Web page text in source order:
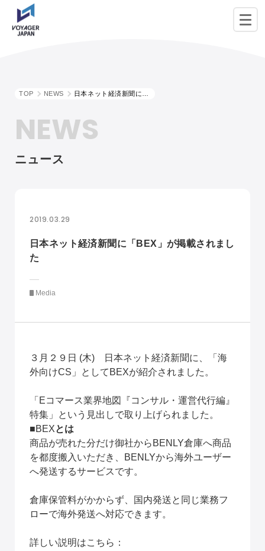
NEWS
ニュース
TOP NEWS
2019.03.29
日本ネット経済新聞に「BEX」が掲載されまし
た
Media
３月２９日 (木)　日本ネット経済新聞に、「海
外向けCS」としてBEXが紹介されました。
「Eコマース業界地図『コンサル・運営代行編』
特集」という見出しで取り上げられました。
■BEXとは
商品が売れた分だけ御社からBENLY倉庫へ商品
を都度搬入いただき、BENLYから海外ユーザー
へ発送するサービスです。
倉庫保管料がかからず、国内発送と同じ業務フ
ローで海外発送へ対応できます。
詳しい説明はこちら：